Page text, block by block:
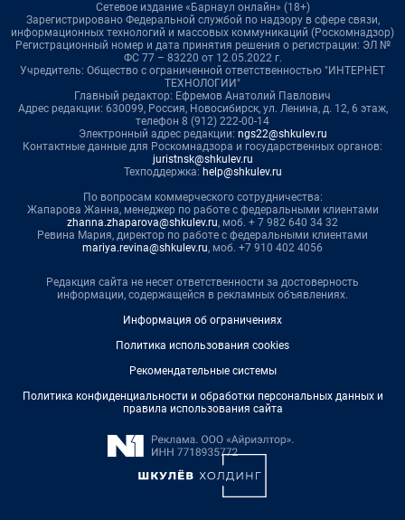
Сетевое издание «Барнаул онлайн» (18+)
Зарегистрировано Федеральной службой по надзору в сфере связи,
информационных технологий и массовых коммуникаций (Роскомнадзор)
Регистрационный номер и дата принятия решения о регистрации: ЭЛ №
ФС 77 – 83220 от 12.05.2022 г.
Учредитель: Общество с ограниченной ответственностью "ИНТЕРНЕТ
ТЕХНОЛОГИИ"
Главный редактор: Ефремов Анатолий Павлович
Адрес редакции: 630099, Россия, Новосибирск, ул. Ленина, д. 12, 6 этаж,
телефон 8 (912) 222-00-14
Электронный адрес редакции: ngs22@shkulev.ru
Контактные данные для Роскомнадзора и государственных органов:
juristnsk@shkulev.ru
Техподдержка: help@shkulev.ru
По вопросам коммерческого сотрудничества:
Жапарова Жанна, менеджер по работе с федеральными клиентами
zhanna.zhaparova@shkulev.ru, моб. + 7 982 640 34 32
Ревина Мария, директор по работе с федеральными клиентами
mariya.revina@shkulev.ru, моб. +7 910 402 4056
Редакция сайта не несет ответственности за достоверность
информации, содержащейся в рекламных объявлениях.
Информация об ограничениях
Политика использования cookies
Рекомендательные системы
Политика конфиденциальности и обработки персональных данных и
правила использования сайта